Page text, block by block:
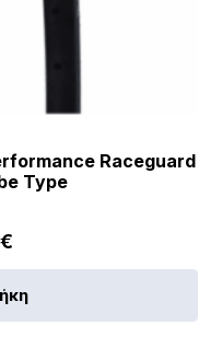
Raceguard
Type
€